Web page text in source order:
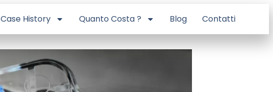
Case History Quanto Costa ? Blog Contatti